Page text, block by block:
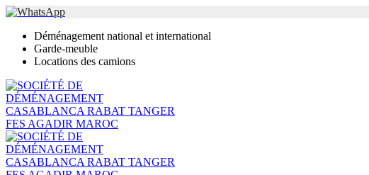
Déménagement national et international
Garde-meuble
Locations des camions